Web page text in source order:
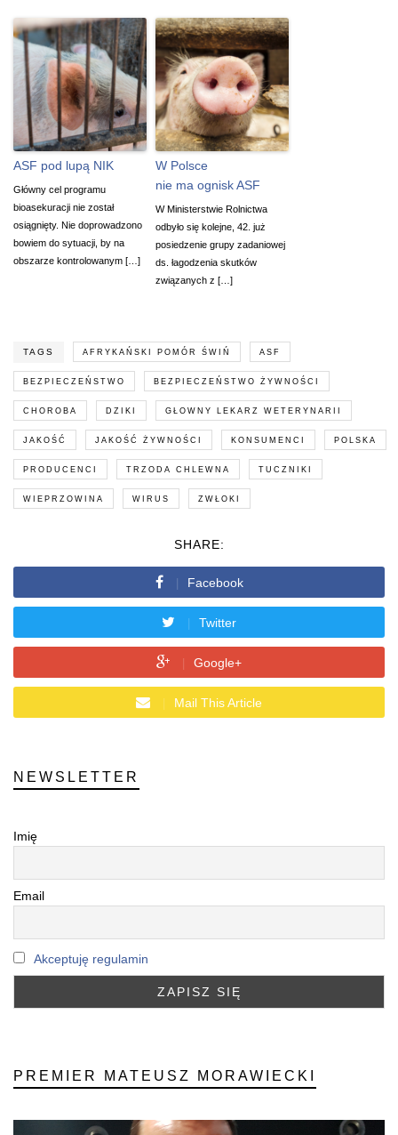
ASF pod lupą NIK
Główny cel programu
bioasekuracji nie został
osiągnięty. Nie doprowadzono
bowiem do sytuacji, by na
obszarze kontrolowanym […]
W Polsce
nie ma ognisk ASF
W Ministerstwie Rolnictwa
odbyło się kolejne, 42. już
posiedzenie grupy zadaniowej
ds. łagodzenia skutków
związanych z […]
TAGS AFRYKAŃSKI POMÓR ŚWIŃ ASF
BEZPIECZEŃSTWO BEZPIECZEŃSTWO ŻYWNOŚCI
CHOROBA DZIKI GŁOWNY LEKARZ WETERYNARII
JAKOŚĆ JAKOŚĆ ŻYWNOŚCI KONSUMENCI POLSKA
PRODUCENCI TRZODA CHLEWNA TUCZNIKI
WIEPRZOWINA WIRUS ZWŁOKI
SHARE:
Facebook
Twitter
Google+
Mail This Article
NEWSLETTER
Imię
Email
Akceptuję regulamin
PREMIER MATEUSZ MORAWIECKI